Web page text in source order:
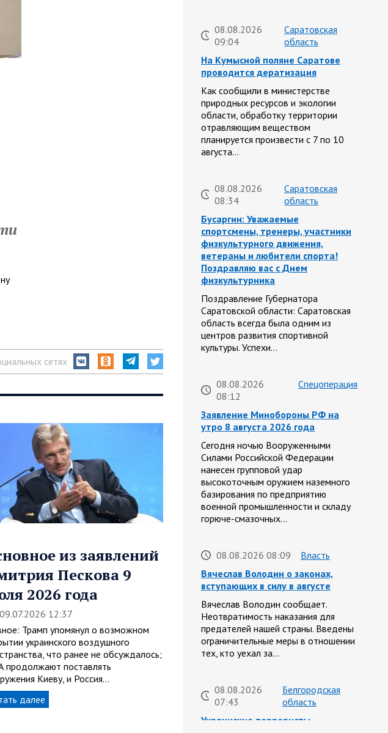
сетях
из заявлений
Пескова 9
2026 года
09.07.2026 12:37
Трамп упомянул о возможном
украинского воздушного
что ранее не обсуждалось;
продолжают поставлять
Киеву, и Россия…
далее
08.08.2026
09:04
Саратовская
область
На Кумысной поляне Саратове
проводится дератизация
Как сообщили в министерстве
природных ресурсов и экологии
области, обработку территории
отравляющим веществом
планируется произвести с 7 по 10
августа…
08.08.2026
08:34
Саратовская
область
Бусаргин: Уважаемые
спортсмены, тренеры, участники
физкультурного движения,
ветераны и любители спорта!
Поздравляю вас с Днем
физкультурника
Поздравление Губернатора
Саратовской области: Саратовская
область всегда была одним из
центров развития спортивной
культуры. Успехи…
08.08.2026
08:12
Спецоперация
Заявление Минобороны РФ на
утро 8 августа 2026 года
Сегодня ночью Вооруженными
Силами Российской Федерации
нанесен групповой удар
высокоточным оружием наземного
базирования по предприятию
военной промышленности и складу
горюче-смазочных…
08.08.2026 08:09
Власть
Вячеслав Володин о законах,
вступающих в силу в августе
Вячеслав Володин сообщает.
Неотвратимость наказания для
предателей нашей страны. Введены
ограничительные меры в отношении
тех, кто уехал за…
08.08.2026
07:43
Белгородская
область
Украинские террористы